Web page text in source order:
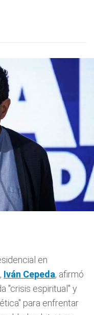
en
Iván Cepeda, afirmó
"crisis espiritual" y
para enfrentar